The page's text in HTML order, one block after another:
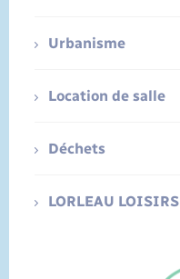
Urbanisme
Location de salle
Déchets
LORLEAU LOISIRS